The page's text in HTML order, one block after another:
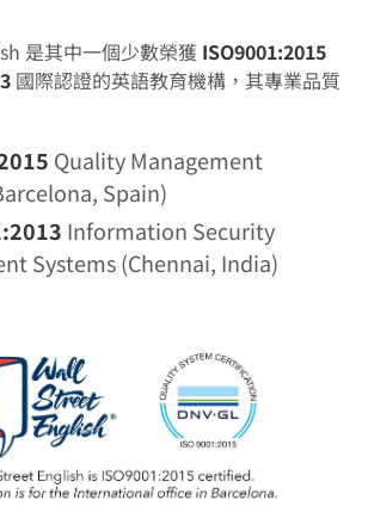
是其中一個少數榮獲 ISO9001:2015
國際認證的英語教育機構，其專業品質
Quality Management
Spain)
Information Security
Systems (Chennai, India)